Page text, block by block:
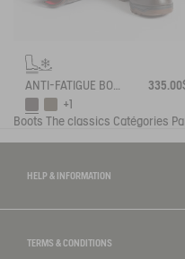
+1
Boots The classics Catégories
HELP & INFORMATION
TERMS & CONDITIONS